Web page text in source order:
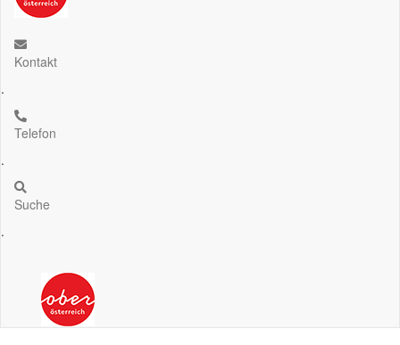
Kontakt
.
Telefon
.
Suche
.